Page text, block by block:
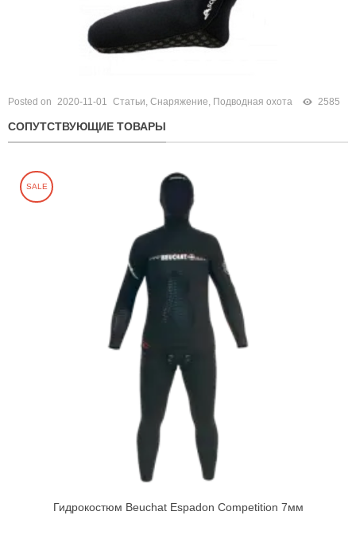
Posted on 2020-11-01 Статьи, Снаряжение, Подводная охота 2585
СОПУТСТВУЮЩИЕ ТОВАРЫ
SALE
Гидрокостюм Beuchat Espadon Competition 7мм